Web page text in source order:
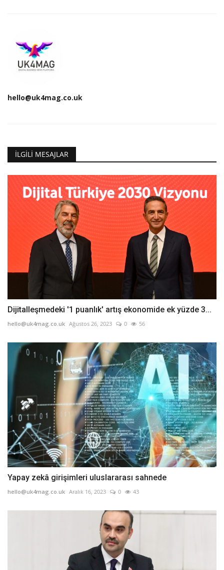
hello@uk4mag.co.uk
İLGILI MESAJLAR
Dijitalleşmedeki '1 puanlık' artış ekonomide ek yüzde 3...
hello@uk4mag.co.uk Ağustos 26, 2023 0 56
Yapay zekâ girişimleri uluslararası sahnede
hello@uk4mag.co.uk Aralık 16, 2023 0 43